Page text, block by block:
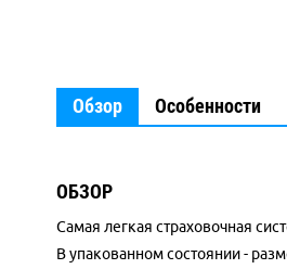
Обзор Особенности
ОБЗОР
Самая легкая страховочная
В упакованном состоянии -